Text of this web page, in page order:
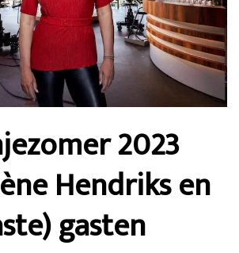
2023
Hendriks en
gasten